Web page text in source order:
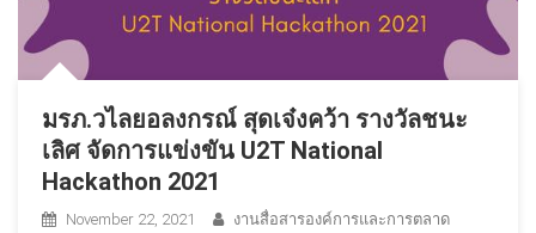
มรภ.วไลยอลงกรณ์ สุดเจ๋งคว้า รางวัลชนะ
เลิศ จัดการแข่งขัน U2T National
Hackathon 2021
November 22, 2021 งานสื่อสารองค์การและการตลาด